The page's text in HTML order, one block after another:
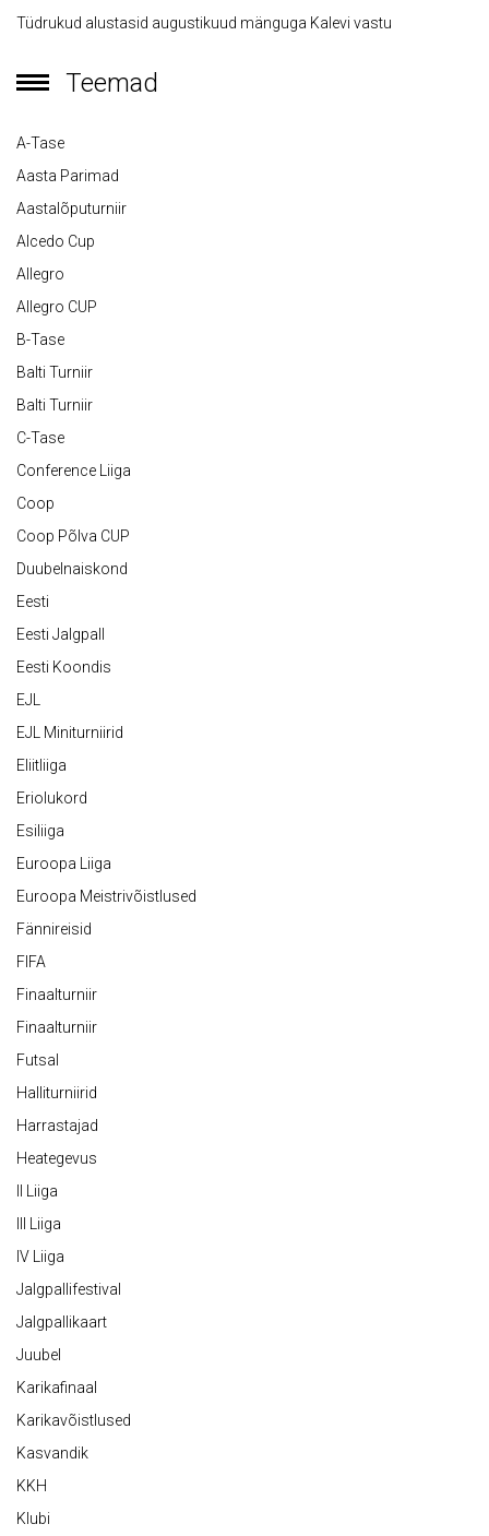
Tüdrukud alustasid augustikuud mänguga Kalevi vastu
Teemad
A-Tase
Aasta Parimad
Aastalõputurniir
Alcedo Cup
Allegro
Allegro CUP
B-Tase
Balti Turniir
Balti Turniir
C-Tase
Conference Liiga
Coop
Coop Põlva CUP
Duubelnaiskond
Eesti
Eesti Jalgpall
Eesti Koondis
EJL
EJL Miniturniirid
Eliitliiga
Eriolukord
Esiliiga
Euroopa Liiga
Euroopa Meistrivõistlused
Fännireisid
FIFA
Finaalturniir
Finaalturniir
Futsal
Halliturniirid
Harrastajad
Heategevus
II Liiga
III Liiga
IV Liiga
Jalgpallifestival
Jalgpallikaart
Juubel
Karikafinaal
Karikavõistlused
Kasvandik
KKH
Klubi